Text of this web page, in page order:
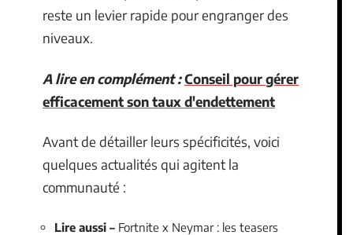
reste un levier rapide pour engranger des
niveaux.
A lire en complément :Conseil pour gérer
efficacement son taux d'endettement
Avant de détailler leurs spécificités, voici
quelques actualités qui agitent la
communauté :
Lire aussi – Fortnite x Neymar : les teasers